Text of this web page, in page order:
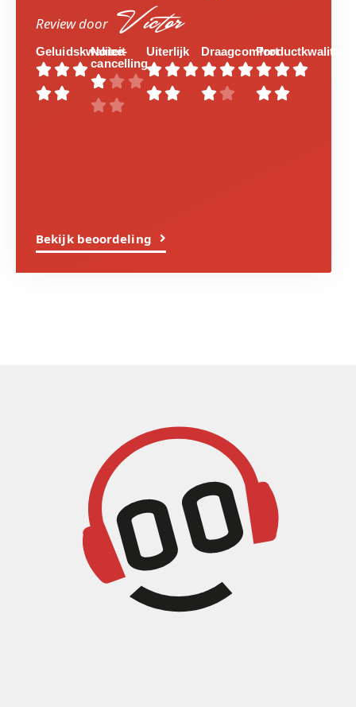
Review doorVictor
Geluidskwaliteit


Noice-
cancelling
  
 
Uiterlijk


Draagcomfort

 
Productkwaliteit


Bekijk beoordeling